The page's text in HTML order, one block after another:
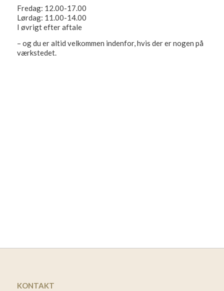
Fredag: 12.00-17.00
Lørdag: 11.00-14.00
I øvrigt efter aftale
– og du er altid velkommen indenfor, hvis der er nogen på
værkstedet.
KONTAKT